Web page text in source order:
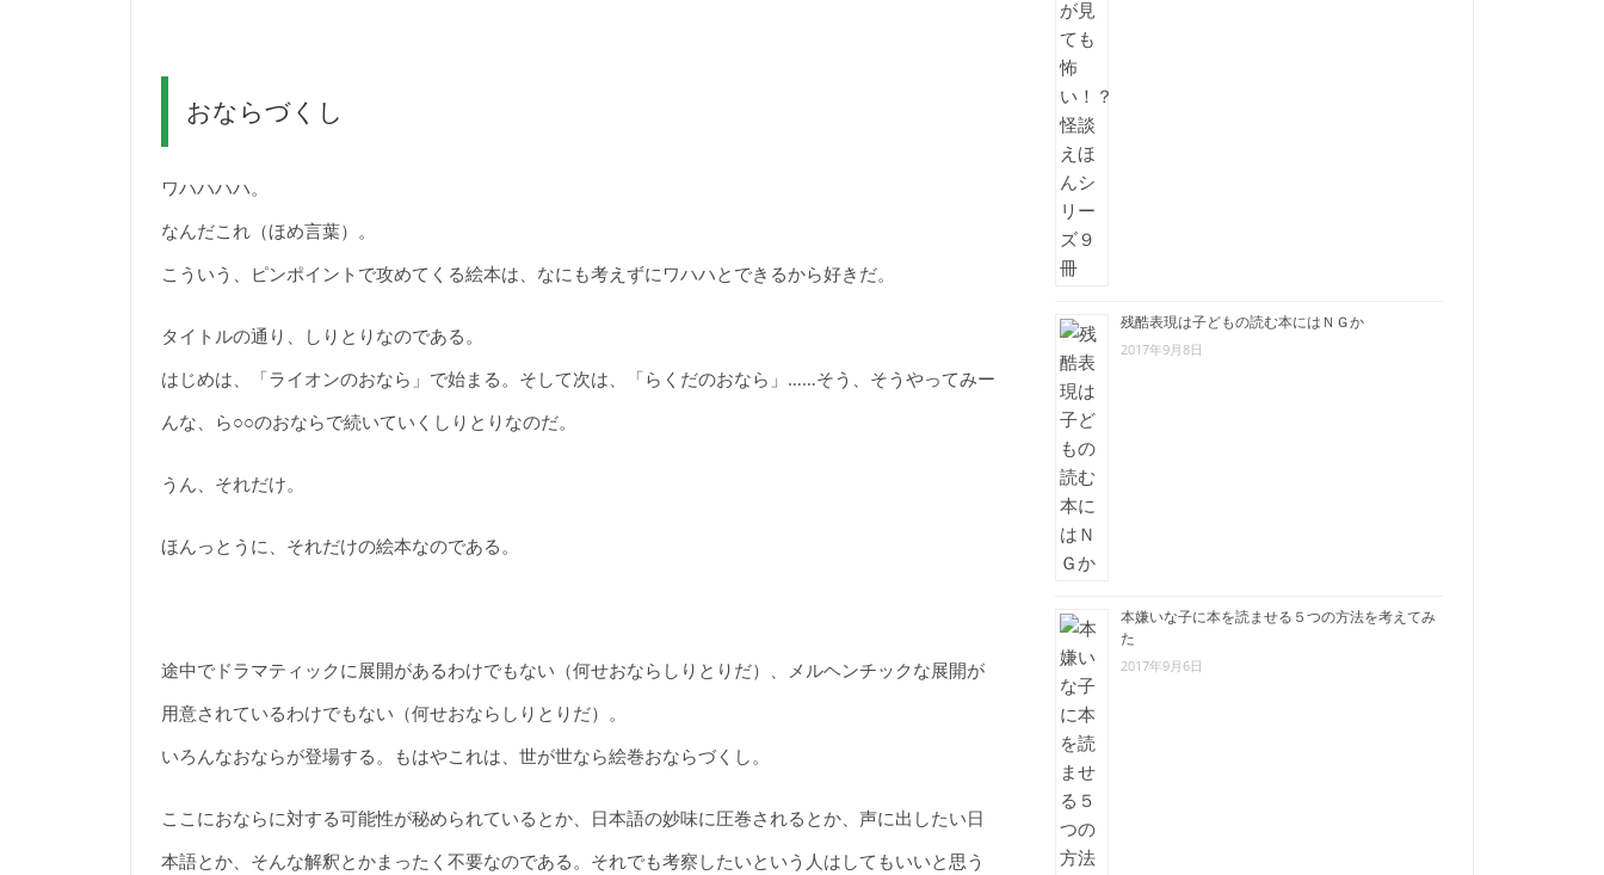
おならづくし
ワハハハハ。
なんだこれ（ほめ言葉）。
こういう、ピンポイントで攻めてくる絵本は、なにも考えずにワハハとできるから好きだ。
タイトルの通り、しりとりなのである。
はじめは、「ライオンのおなら」で始まる。そして次は、「らくだのおなら」……そう、そうやってみー
んな、ら○○のおならで続いていくしりとりなのだ。
うん、それだけ。
ほんっとうに、それだけの絵本なのである。
途中でドラマティックに展開があるわけでもない（何せおならしりとりだ）、メルヘンチックな展開が
用意されているわけでもない（何せおならしりとりだ）。
いろんなおならが登場する。もはやこれは、世が世なら絵巻おならづくし。
ここにおならに対する可能性が秘められているとか、日本語の妙味に圧巻されるとか、声に出したい日
本語とか、そんな解釈とかまったく不要なのである。それでも考察したいという人はしてもいいと思う
残酷表現は子どもの読む本にはＮＧか
2017年9月8日
本嫌いな子に本を読ませる５つの方法を考えてみ
た
2017年9月6日